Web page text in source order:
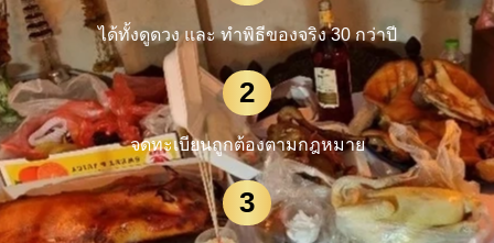
ได้ทั้งดูดวง และ ทำพิธีของจริง 30 กว่าปี
2
จดทะเบียนถูกต้องตามกฎหมาย
3